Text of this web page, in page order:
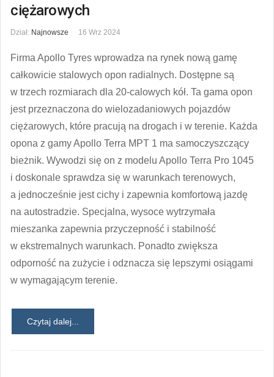
ciężarowych
Dział: Najnowsze 16 Wrz 2024
Firma Apollo Tyres wprowadza na rynek nową gamę
całkowicie stalowych opon radialnych. Dostępne są
w trzech rozmiarach dla 20-calowych kół. Ta gama opon
jest przeznaczona do wielozadaniowych pojazdów
ciężarowych, które pracują na drogach i w terenie. Każda
opona z gamy Apollo Terra MPT 1 ma samoczyszczący
bieżnik. Wywodzi się on z modelu Apollo Terra Pro 1045
i doskonale sprawdza się w warunkach terenowych,
a jednocześnie jest cichy i zapewnia komfortową jazdę
na autostradzie. Specjalna, wysoce wytrzymała
mieszanka zapewnia przyczepność i stabilność
w ekstremalnych warunkach. Ponadto zwiększa
odporność na zużycie i odznacza się lepszymi osiągami
w wymagającym terenie.
Czytaj dalej...